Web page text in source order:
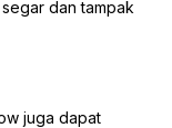
dan tampak
juga dapat